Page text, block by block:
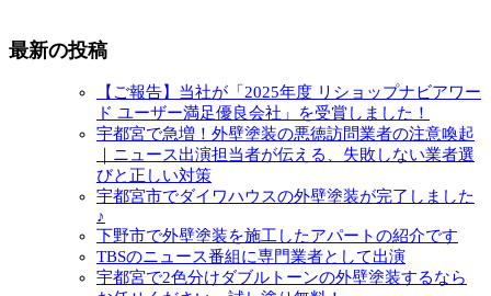
最新の投稿
【ご報告】当社が「2025年度 リショップナビアワー
ド ユーザー満足優良会社」を受賞しました！
宇都宮で急増！外壁塗装の悪徳訪問業者の注意喚起
｜ニュース出演担当者が伝える、失敗しない業者選
びと正しい対策
宇都宮市でダイワハウスの外壁塗装が完了しました
♪
下野市で外壁塗装を施工したアパートの紹介です
TBSのニュース番組に専門業者として出演
宇都宮で2色分けダブルトーンの外壁塗装するなら